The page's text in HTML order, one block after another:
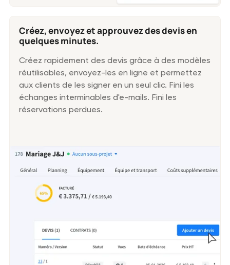
Créez, envoyez et approuvez des devis en
quelques minutes.
Créez rapidement des devis grâce à des modèles
réutilisables, envoyez-les en ligne et permettez
aux clients de les signer en un seul clic. Fini les
échanges interminables d'e-mails. Fini les
réservations perdues.